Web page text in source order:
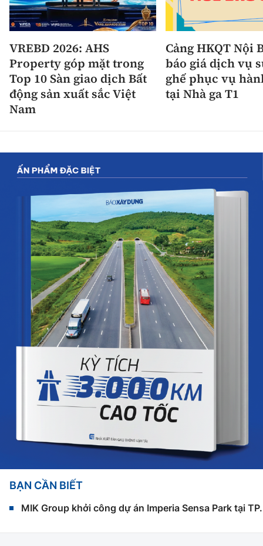
VREBD 2026: AHS
Property góp mặt trong
Top 10 Sàn giao dịch Bất
động sản xuất sắc Việt
Nam
Cảng HKQT Nội
báo giá dịch vụ
ghế phục vụ
tại Nhà ga T1
BẠN CẦN BIẾT
MIK Group khởi công dự án Imperia Sensa Park tại